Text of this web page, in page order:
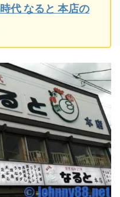
代 なると 本店の